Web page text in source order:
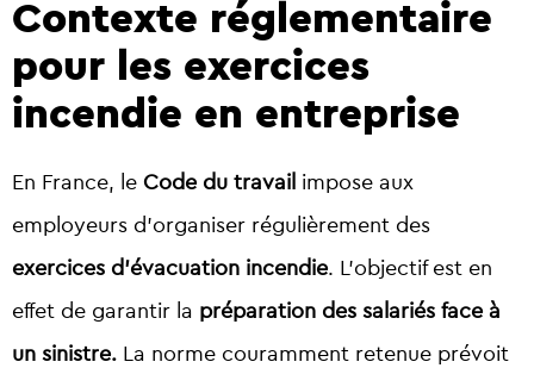
Contexte réglementaire
pour les exercices
incendie en entreprise
En France, le Code du travail impose aux
employeurs d’organiser régulièrement des
exercices d’évacuation incendie. L’objectif est en
effet de garantir la préparation des salariés face à
un sinistre. La norme couramment retenue prévoit